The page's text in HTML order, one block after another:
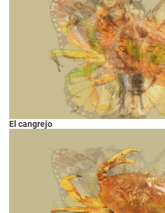
El cangrejo